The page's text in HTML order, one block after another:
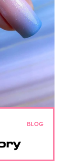
BLOG